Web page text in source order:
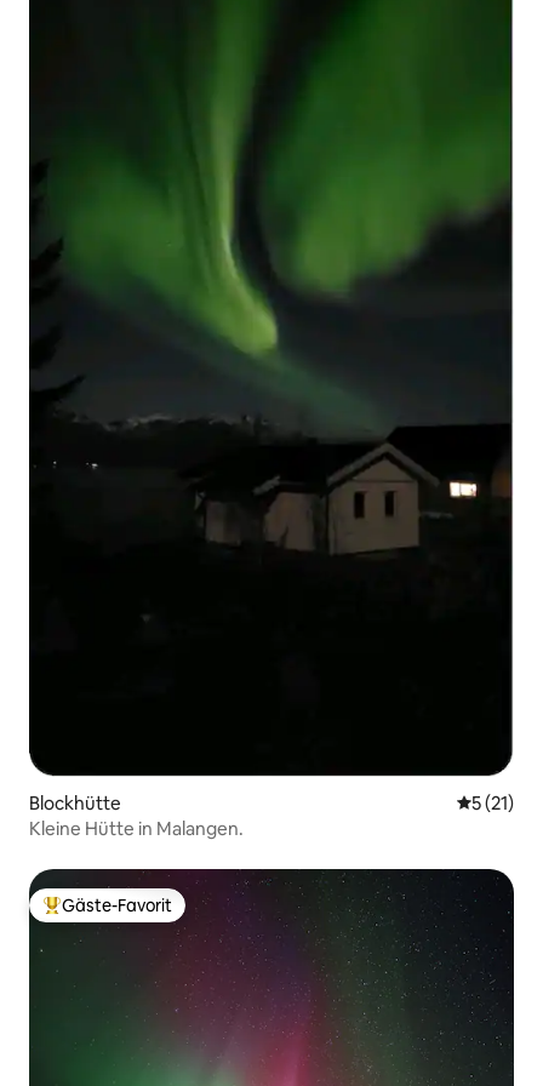
Blockhütte
5 (21)
Kleine Hütte in Malangen.
Beliebter Gäste-Favorit.
Gäste-Favorit